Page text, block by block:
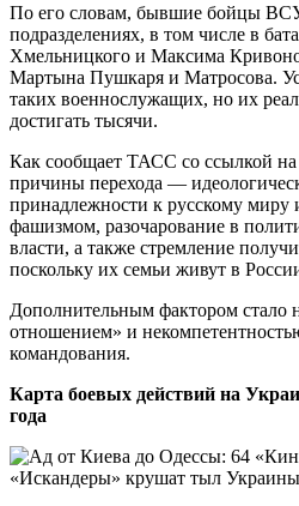
По его словам, бывшие бойцы
подразделениях, в том числе в
Хмельницкого и Максима
Мартына Пушкаря и Матросова.
таких военнослужащих, но их
достигать тысячи.
Как сообщает ТАСС со ссылкой
причины перехода —
принадлежности к русскому миру
фашизмом, разочарование в
власти, а также стремление
поскольку их семьи живут в
Дополнительным фактором стало
отношением» и
командования.
Карта боевых действий на
года